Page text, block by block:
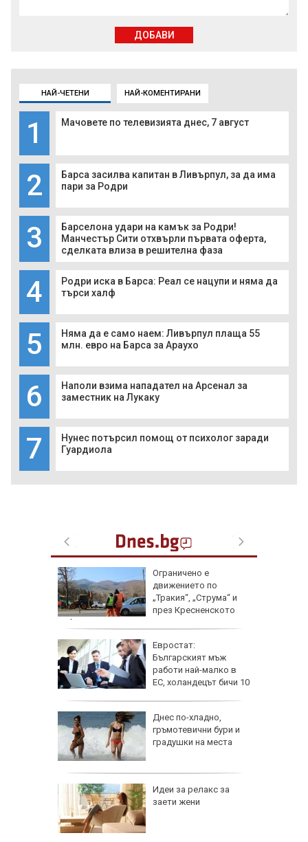
НАЙ-ЧЕТЕНИ НАЙ-КОМЕНТИРАНИ
1 Мачовете по телевизията днес, 7 август
2
Барса засилва капитан в Ливърпул, за да има
пари за Родри
3
Барселона удари на камък за Родри!
Манчестър Сити отхвърли първата оферта,
сделката влиза в решителна фаза
4
Родри иска в Барса: Реал се нацупи и няма да
търси халф
5
Няма да е само наем: Ливърпул плаща 55
млн. евро на Барса за Араухо
6
Наполи взима нападател на Арсенал за
заместник на Лукаку
7
Нунес потърсил помощ от психолог заради
Гуардиола
Ограничено е
движението по
„Тракия“, „Струма“ и
през Кресненското
дефиле
Евростат:
Българският мъж
работи най-малко в
ЕС, холандецът бичи 10
Днес по-хладно,
гръмотевични бури и
градушки на места
Идеи за релакс за
заети жени
ДОБАВИ